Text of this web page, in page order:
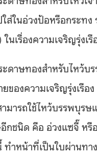
ส่ในอ่วงป้อหรือกระท
นเรื่องความเจริญรุ่ง
ะดาษทองสำหรับไหว้
ของความเจริญรุ่งเรือ
มารถใช้ไหว้บรรพบุร
กชนิด คือ อ่วงแซจี๊ หรื
ทำหน้าที่เป็นใบผ่านท